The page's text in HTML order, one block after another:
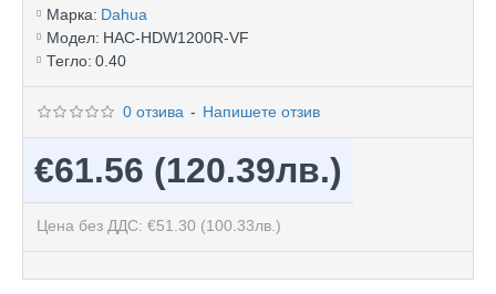
Марка: Dahua
Модел: HAC-HDW1200R-VF
Тегло: 0.40
0 отзива - Напишете отзив
€61.56 (120.39лв.)
Цена без ДДС: €51.30 (100.33лв.)